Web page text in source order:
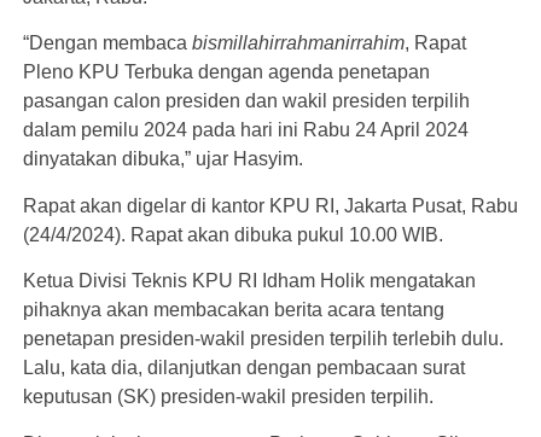
“Dengan membaca bismillahirrahmanirrahim, Rapat
Pleno KPU Terbuka dengan agenda penetapan
pasangan calon presiden dan wakil presiden terpilih
dalam pemilu 2024 pada hari ini Rabu 24 April 2024
dinyatakan dibuka,” ujar Hasyim.
Rapat akan digelar di kantor KPU RI, Jakarta Pusat, Rabu
(24/4/2024). Rapat akan dibuka pukul 10.00 WIB.
Ketua Divisi Teknis KPU RI Idham Holik mengatakan
pihaknya akan membacakan berita acara tentang
penetapan presiden-wakil presiden terpilih terlebih dulu.
Lalu, kata dia, dilanjutkan dengan pembacaan surat
keputusan (SK) presiden-wakil presiden terpilih.